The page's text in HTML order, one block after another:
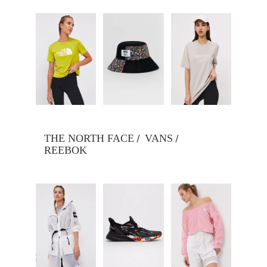
THE NORTH FACE / VANS /
REEBOK